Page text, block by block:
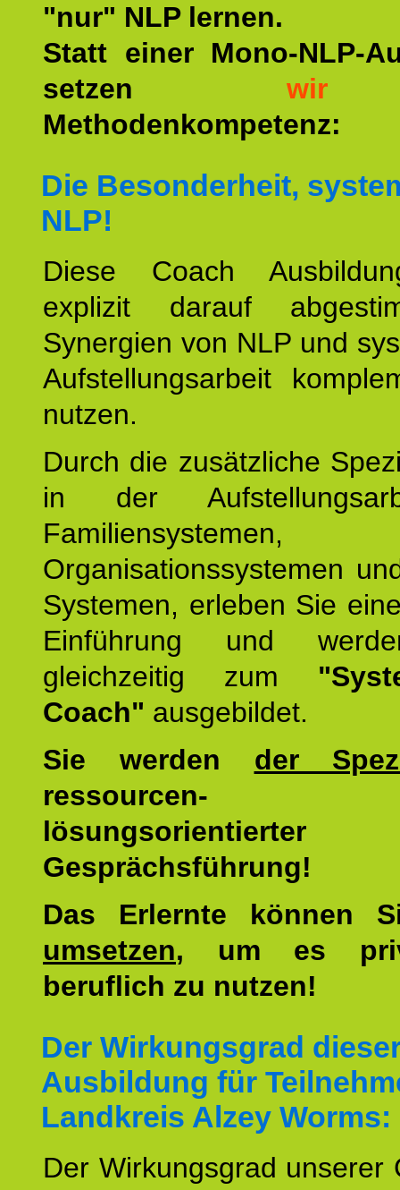
"nur" NLP lernen.
Statt einer Mono-NLP-
setzen wir
Methodenkompetenz:
Die Besonderheit,
NLP!
Diese Coach
explizit darauf
Synergien von NLP und
Aufstellungsarbeit
nutzen.
Durch die zusätzliche
in der
Familiensystemen,
Organisationssystemen
Systemen, erleben Sie
Einführung und
gleichzeitig zum
Coach" ausgebildet.
Sie werden der
lösungsorientierter
Gesprächsführung!
Das Erlernte können
umsetzen, um es
beruflich zu nutzen!
Der Wirkungsgrad
Ausbildung für
Landkreis Alzey Worms:
Der Wirkungsgrad unserer